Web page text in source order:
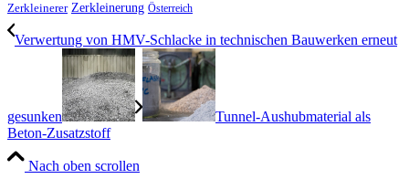
Zerkleinerer Zerkleinerung Österreich
Verwertung von HMV-Schlacke in technischen Bauwerken erneut
gesunken
Tunnel-Aushubmaterial als
Beton-Zusatzstoff
Nach oben scrollen